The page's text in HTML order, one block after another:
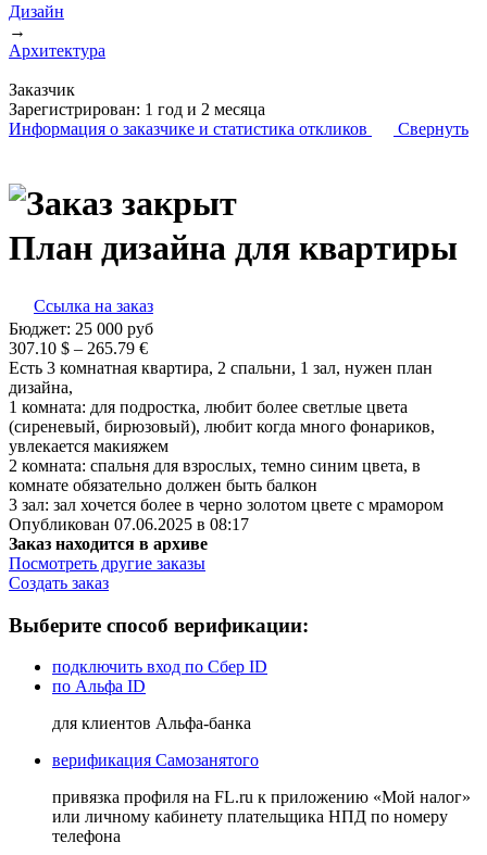
Дизайн
→
Архитектура
Заказчик
Зарегистрирован: 1 год и 2 месяца
Информация о заказчике и статистика откликов Свернуть
План дизайна для квартиры
Ссылка на заказ
Бюджет: 25 000 руб
307.10 $ – 265.79 €
Есть 3 комнатная квартира, 2 спальни, 1 зал, нужен план
дизайна,
1 комната: для подростка, любит более светлые цвета
(сиреневый, бирюзовый), любит когда много фонариков,
увлекается макияжем
2 комната: спальня для взрослых, темно синим цвета, в
комнате обязательно должен быть балкон
3 зал: зал хочется более в черно золотом цвете с мрамором
Опубликован 07.06.2025 в 08:17
Заказ находится в архиве
Посмотреть другие заказы
Создать заказ
Выберите способ верификации:
подключить вход по Сбер ID
по Альфа ID
для клиентов Альфа-банка
верификация Самозанятого
привязка профиля на FL.ru к приложению «Мой налог»
или личному кабинету плательщика НПД по номеру
телефона